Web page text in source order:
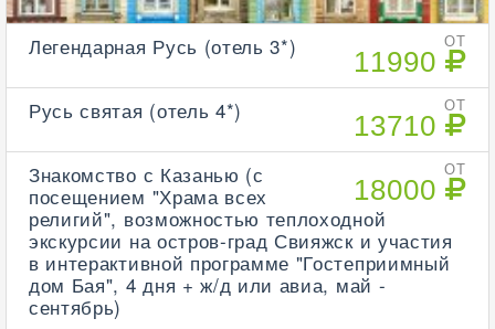
ОТ
11990
Легендарная Русь (отель 3*)
ОТ
13710
Русь святая (отель 4*)
ОТ
18000
Знакомство с Казанью (с
посещением "Храма всех
религий", возможностью теплоходной
экскурсии на остров-град Свияжск и участия
в интерактивной программе "Гостеприимный
дом Бая", 4 дня + ж/д или авиа, май -
сентябрь)